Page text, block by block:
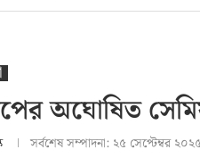
অঘোষিত
সর্বশেষ সম্পাদনা: ২৫ সেপ্টেম্বর